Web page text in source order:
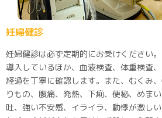
妊婦健診
妊婦健診は必ず定期的にお受けください
導入しているほか、血液検査、体重検査
経過を丁寧に確認します。また、むくみ
りもの、腹痛、発熱、下痢、便秘、めま
吐、強い不安感、イライラ、動悸が激し